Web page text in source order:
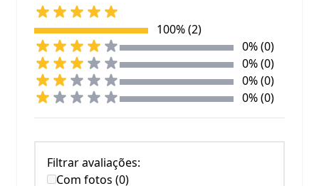
100% (2)
0% (0)
0% (0)
0% (0)
0% (0)
Filtrar avaliações:
Com fotos (0)